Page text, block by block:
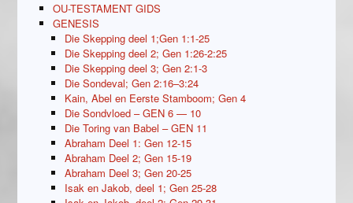
OU-TESTAMENT GIDS
GENESIS
Die Skepping deel 1;Gen 1:1-25
Die Skepping deel 2; Gen 1:26-2:25
Die Skepping deel 3; Gen 2:1-3
Die Sondeval; Gen 2:16–3:24
Kain, Abel en Eerste Stamboom; Gen 4
Die Sondvloed – GEN 6 — 10
Die Toring van Babel – GEN 11
Abraham Deel 1: Gen 12-15
Abraham Deel 2; Gen 15-19
Abraham Deel 3; Gen 20-25
Isak en Jakob, deel 1; Gen 25-28